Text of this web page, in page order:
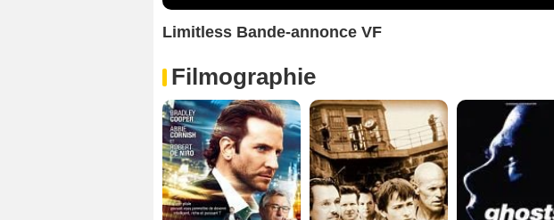
Limitless Bande-annonce VF
Filmographie